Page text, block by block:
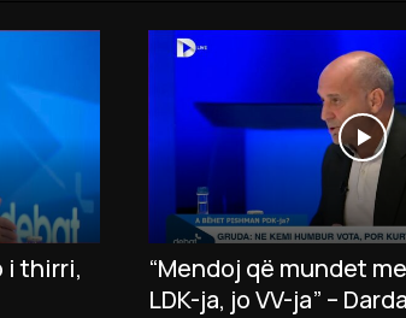
i thirri,
“Mendoj që mundet
LDK-ja, jo VV-ja” –